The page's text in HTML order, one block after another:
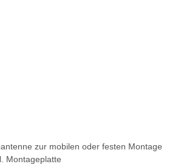
zur mobilen oder festen Montage
Montageplatte